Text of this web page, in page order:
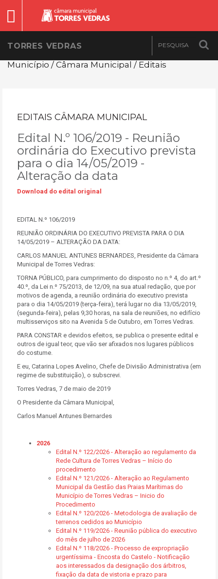
TORRES VEDRAS
Município / Câmara Municipal / Editais
EDITAIS CÂMARA MUNICIPAL
Edital N.º 106/2019 - Reunião
ordinária do Executivo prevista
para o dia 14/05/2019 -
Alteração da data
Download do edital original
EDITAL N.º 106/2019
REUNIÃO ORDINÁRIA DO EXECUTIVO PREVISTA PARA O DIA
14/05/2019 – ALTERAÇÃO DA DATA:
CARLOS MANUEL ANTUNES BERNARDES, Presidente da Câmara
Municipal de Torres Vedras:
TORNA PÚBLICO, para cumprimento do disposto no n.º 4, do art.º
40.º, da Lei n.º 75/2013, de 12/09, na sua atual redação, que por
motivos de agenda, a reunião ordinária do executivo prevista
para o dia 14/05/2019 (terça-feira), terá lugar no dia 13/05/2019,
(segunda-feira), pelas 9,30 horas, na sala de reuniões, no edifício
multisserviços sito na Avenida 5 de Outubro, em Torres Vedras.
PARA CONSTAR e devidos efeitos, se publica o presente edital e
outros de igual teor, que vão ser afixados nos lugares públicos
do costume.
E eu, Catarina Lopes Avelino, Chefe de Divisão Administrativa (em
regime de substituição), o subscrevi.
Torres Vedras, 7 de maio de 2019
O Presidente da Câmara Municipal,
Carlos Manuel Antunes Bernardes
2026
Edital N.º 122/2026 - Alteração ao regulamento da
Rede Cultura de Torres Vedras – Início do
procedimento
Edital N.º 121/2026 - Alteração ao Regulamento
Municipal da Gestão das Praias Marítimas do
Município de Torres Vedras – Inicio do
Procedimento
Edital N.º 120/2026 - Metodologia de avaliação de
terrenos cedidos ao Município
Edital N.º 119/2026 - Reunião pública do executivo
do mês de julho de 2026
Edital N.º 118/2026 - Processo de expropriação
urgentíssima - Encosta do Castelo - Notificação
aos interessados da designação dos árbitros,
fixação da data de vistoria e prazo para